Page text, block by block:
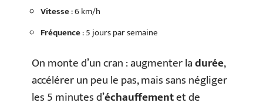
Vitesse: 6 km/h
Fréquence: 5 jours par semaine
On monte d’un cran : augmenter ladurée,
accélérer un peu le pas, mais sans négliger
les 5 minutes d’échauffementet de